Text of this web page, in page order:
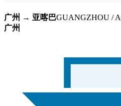
广州 → 亚喀巴GUANGZHOU /
广州